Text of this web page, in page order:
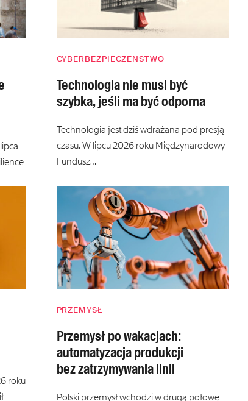
CYBERBEZPIECZEŃSTWO
Technologia nie musi być
szybka, jeśli ma być odporna
Technologia jest dziś wdrażana pod presją
czasu. W lipcu 2026 roku Międzynarodowy
Fundusz…
roku
PRZEMYSŁ
Przemysł po wakacjach:
automatyzacja produkcji
bez zatrzymywania linii
Polski przemysł wchodzi w drugą połowę